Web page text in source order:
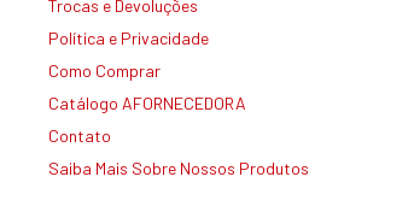
Trocas e Devoluções
Política e Privacidade
Como Comprar
Catálogo AFORNECEDORA
Contato
Saiba Mais Sobre Nossos Produtos